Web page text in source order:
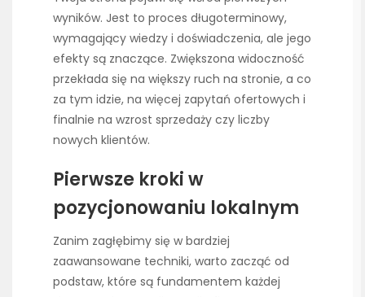
wyników. Jest to proces długoterminowy,
wymagający wiedzy i doświadczenia, ale jego
efekty są znaczące. Zwiększona widoczność
przekłada się na większy ruch na stronie, a co
za tym idzie, na więcej zapytań ofertowych i
finalnie na wzrost sprzedaży czy liczby
nowych klientów.
Pierwsze kroki w
pozycjonowaniu lokalnym
Zanim zagłębimy się w bardziej
zaawansowane techniki, warto zacząć od
podstaw, które są fundamentem każdej